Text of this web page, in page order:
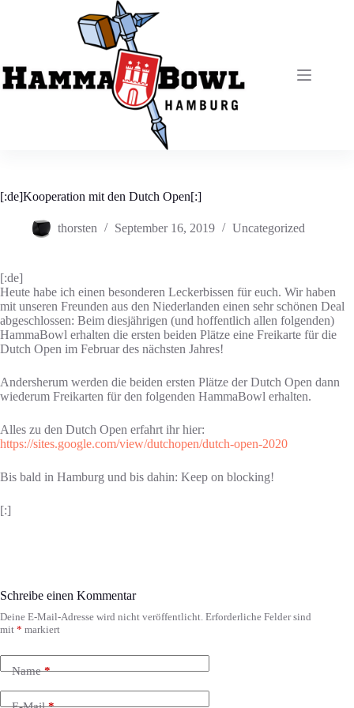
[:de]Kooperation mit den Dutch Open[:]
thorsten September 16, 2019 Uncategorized
[:de]
Heute habe ich einen besonderen Leckerbissen für euch. Wir haben
mit unseren Freunden aus den Niederlanden einen sehr schönen Deal
abgeschlossen: Beim diesjährigen (und hoffentlich allen folgenden)
HammaBowl erhalten die ersten beiden Plätze eine Freikarte für die
Dutch Open im Februar des nächsten Jahres!
Andersherum werden die beiden ersten Plätze der Dutch Open dann
wiederum Freikarten für den folgenden HammaBowl erhalten.
Alles zu den Dutch Open erfahrt ihr hier:
https://sites.google.com/view/dutchopen/dutch-open-2020
Bis bald in Hamburg und bis dahin: Keep on blocking!
[:]
Schreibe einen Kommentar
Deine E-Mail-Adresse wird nicht veröffentlicht. Erforderliche Felder sind
mit * markiert
Name*